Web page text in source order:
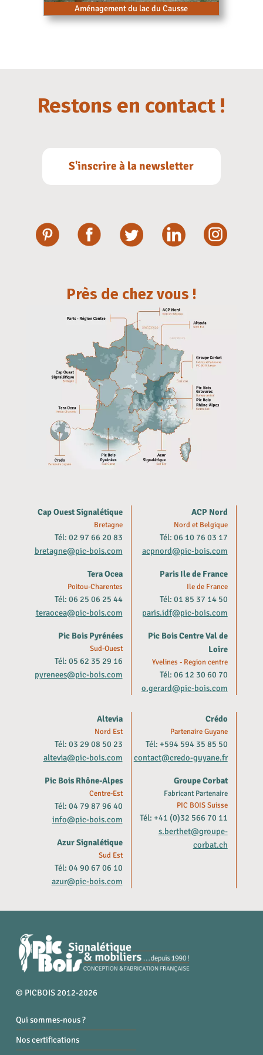
Aménagement du lac du Causse
Restons en contact !
S'inscrire à la newsletter
Près de chez vous !
Cap Ouest Signalétique
Bretagne
Tél: 02 97 66 20 83
bretagne@pic-bois.com
Tera Ocea
Poitou-Charentes
Tél: 06 25 06 25 44
teraocea@pic-bois.com
Pic Bois Pyrénées
Sud-Ouest
Tél: 05 62 35 29 16
pyrenees@pic-bois.com
ACP Nord
Nord et Belgique
Tél: 06 10 76 03 17
acpnord@pic-bois.com
Paris Ile de France
Ile de France
Tél: 01 85 37 14 50
paris.idf@pic-bois.com
Pic Bois Centre Val de
Loire
Yvelines - Region centre
Tél: 06 12 30 60 70
o.gerard@pic-bois.com
Altevia
Nord Est
Tél: 03 29 08 50 23
altevia@pic-bois.com
Pic Bois Rhône-Alpes
Centre-Est
Tél: 04 79 87 96 40
info@pic-bois.com
Azur Signalétique
Sud Est
Tél: 04 90 67 06 10
azur@pic-bois.com
Crédo
Partenaire Guyane
Tél: +594 594 35 85 50
contact@credo-guyane.fr
Groupe Corbat
Fabricant Partenaire
PIC BOIS Suisse
Tél: +41 (0)32 566 70 11
s.berthet@groupe-
corbat.ch
© PICBOIS 2012-2026
Qui sommes-nous ?
Nos certifications